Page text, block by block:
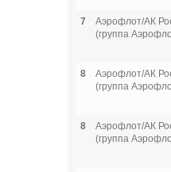
7
Аэрофлот/АК
(группа
8
Аэрофлот/АК
(группа
8
Аэрофлот/АК
(группа